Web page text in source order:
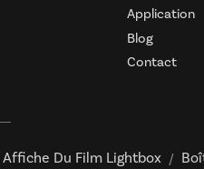
Application
Blog
Contact
Affiche Du Film Lightbox /